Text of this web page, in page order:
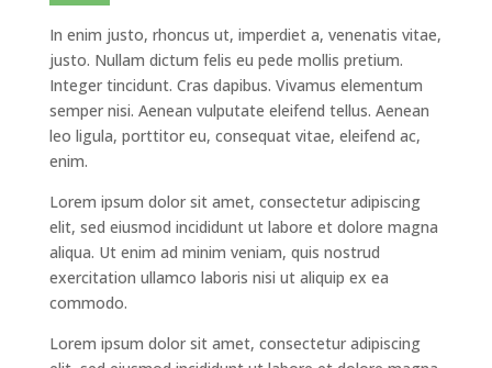
In enim justo, rhoncus ut, imperdiet a, venenatis vitae,
justo. Nullam dictum felis eu pede mollis pretium.
Integer tincidunt. Cras dapibus. Vivamus elementum
semper nisi. Aenean vulputate eleifend tellus. Aenean
leo ligula, porttitor eu, consequat vitae, eleifend ac,
enim.
Lorem ipsum dolor sit amet, consectetur adipiscing
elit, sed eiusmod incididunt ut labore et dolore magna
aliqua. Ut enim ad minim veniam, quis nostrud
exercitation ullamco laboris nisi ut aliquip ex ea
commodo.
Lorem ipsum dolor sit amet, consectetur adipiscing